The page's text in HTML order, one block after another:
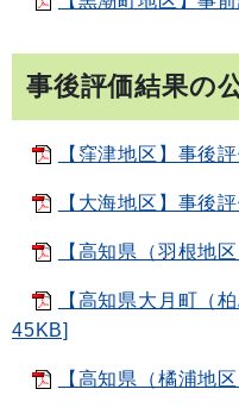
事後評価結果の
【窪津地区】事後
【大海地区】事後
【高知県（羽根地
【高知県大月町（
45KB]
【高知県（橘浦地